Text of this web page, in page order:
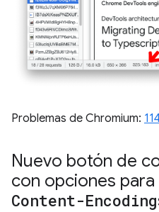
Problemas de Chromium:
Nuevo botón de
con opciones
Content-Encoding